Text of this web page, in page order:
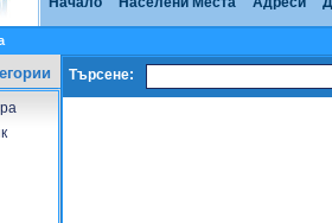
Търсене: